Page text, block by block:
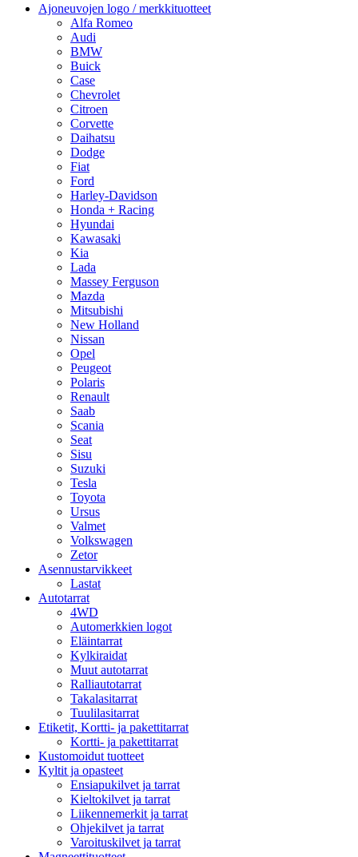
Ajoneuvojen logo / merkkituotteet
Alfa Romeo
Audi
BMW
Buick
Case
Chevrolet
Citroen
Corvette
Daihatsu
Dodge
Fiat
Ford
Harley-Davidson
Honda + Racing
Hyundai
Kawasaki
Kia
Lada
Massey Ferguson
Mazda
Mitsubishi
New Holland
Nissan
Opel
Peugeot
Polaris
Renault
Saab
Scania
Seat
Sisu
Suzuki
Tesla
Toyota
Ursus
Valmet
Volkswagen
Zetor
Asennustarvikkeet
Lastat
Autotarrat
4WD
Automerkkien logot
Eläintarrat
Kylkiraidat
Muut autotarrat
Ralliautotarrat
Takalasitarrat
Tuulilasitarrat
Etiketit, Kortti- ja pakettitarrat
Kortti- ja pakettitarrat
Kustomoidut tuotteet
Kyltit ja opasteet
Ensiapukilvet ja tarrat
Kieltokilvet ja tarrat
Liikennemerkit ja tarrat
Ohjekilvet ja tarrat
Varoituskilvet ja tarrat